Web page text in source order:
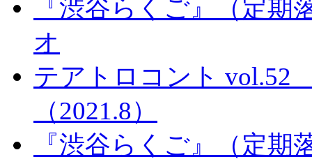
『渋谷らくご』（定
オ
テアトロコント
（2021.8）
『渋谷らくご』（定